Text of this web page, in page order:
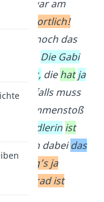
Die war am
ntwortlich!
auch noch das
Die Gabi
dafür,diehat ja
Jedenfalls muss
Zusammenstoß
Radlerin ist
sich dabeidas
Ich sag’s ja
Fahrrad ist